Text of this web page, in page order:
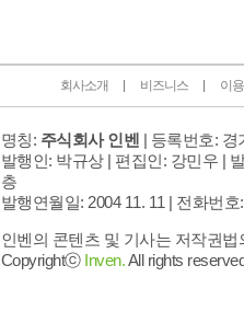
회사소개 비즈니스 이
명칭: 주식회사 인벤 | 등록번호: 경
발행인: 박규상 | 편집인: 강민우 |
층
발행연월일: 2004 11. 11 | 전화번호
인벤의 콘텐츠 및 기사는 저작권
Copyrightⓒ Inven.All rights